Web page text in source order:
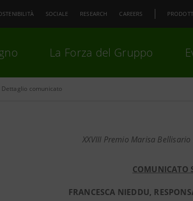
SOCIALE RESEARCH CAREERS
La Forza del Gruppo
Dettaglio comunicato
XXVIII Premio Marisa
COMUNICATO
FRANCESCA NIEDDU,